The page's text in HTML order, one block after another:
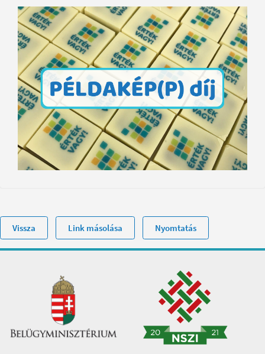
Vissza Link másolása Nyomtatás